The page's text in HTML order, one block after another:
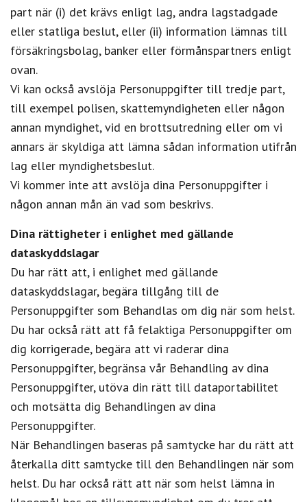
part när (i) det krävs enligt lag, andra lagstadgade
eller statliga beslut, eller (ii) information lämnas till
försäkringsbolag, banker eller förmånspartners enligt
ovan.
Vi kan också avslöja Personuppgifter till tredje part,
till exempel polisen, skattemyndigheten eller någon
annan myndighet, vid en brottsutredning eller om vi
annars är skyldiga att lämna sådan information utifrån
lag eller myndighetsbeslut.
Vi kommer inte att avslöja dina Personuppgifter i
någon annan mån än vad som beskrivs.
Dina rättigheter i enlighet med gällande
dataskyddslagar
Du har rätt att, i enlighet med gällande
dataskyddslagar, begära tillgång till de
Personuppgifter som Behandlas om dig när som helst.
Du har också rätt att få felaktiga Personuppgifter om
dig korrigerade, begära att vi raderar dina
Personuppgifter, begränsa vår Behandling av dina
Personuppgifter, utöva din rätt till dataportabilitet
och motsätta dig Behandlingen av dina
Personuppgifter.
När Behandlingen baseras på samtycke har du rätt att
återkalla ditt samtycke till den Behandlingen när som
helst. Du har också rätt att när som helst lämna in